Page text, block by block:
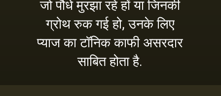
जो पौधे मुरझा रहे हों या जिनकी
ग्रोथ रुक गई हो, उनके लिए
प्याज का टॉनिक काफी असरदार
साबित होता है.